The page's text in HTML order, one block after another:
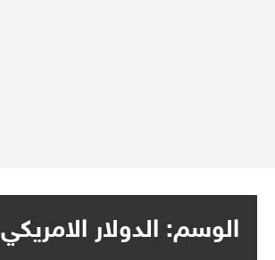
الوسم: الدولار الامريكي